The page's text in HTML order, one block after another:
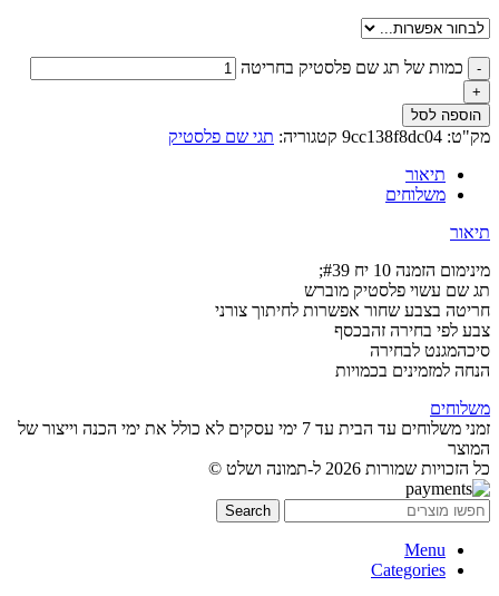
כמות של תג שם פלסטיק בחריטה
הוספה לסל
מק"ט: 9cc138f8dc04 קטגוריה: תגי שם פלסטיק
תיאור
משלוחים
תיאור
מינימום הזמנה 10 יח #39;
תג שם עשוי פלסטיק מוברש
חריטה בצבע שחור אפשרות לחיתוך צורני
צבע לפי בחירה זהבכסף
סיכהמגנט לבחירה
הנחה למזמינים בכמויות
משלוחים
זמני משלוחים עד הבית עד 7 ימי עסקים לא כולל את ימי הכנה וייצור של
המוצר
כל הזכויות שמורות 2026 ל-תמונה ושלט ©
Search
Menu
Categories